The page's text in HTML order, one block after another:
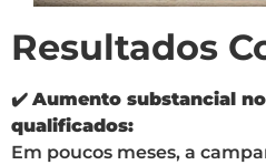
Resultados
✔️ Aumento substancial
qualificados:
Em poucos meses, a